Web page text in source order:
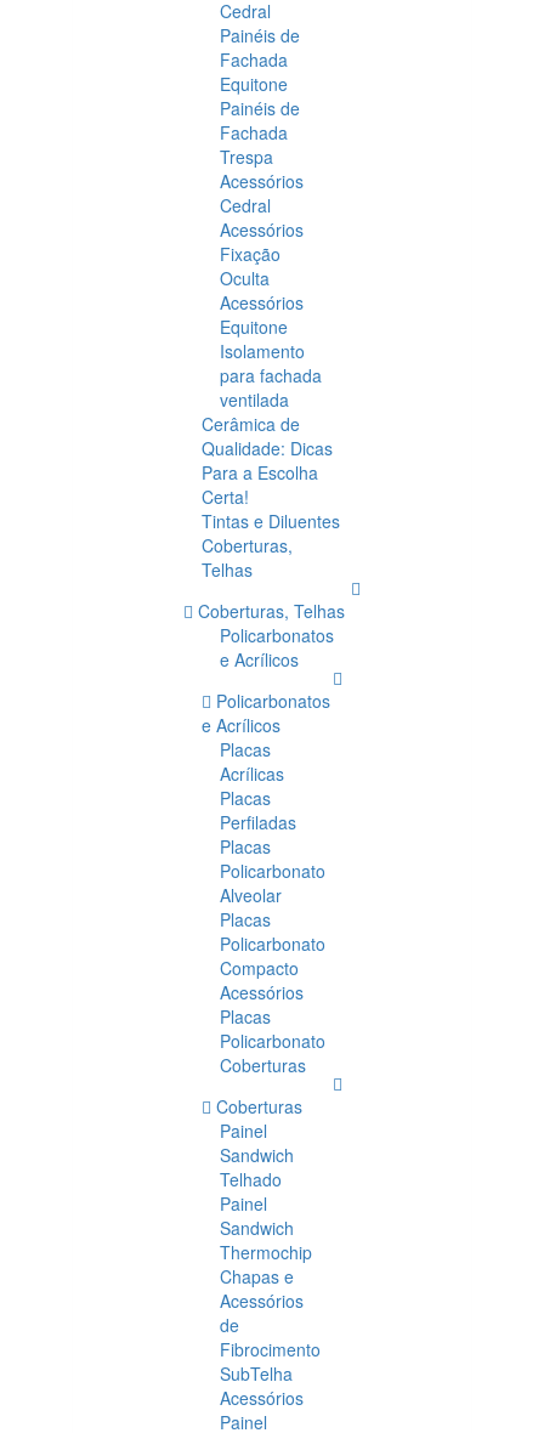
Cedral
Painéis de
Fachada
Equitone
Painéis de
Fachada
Trespa
Acessórios
Cedral
Acessórios
Fixação
Oculta
Acessórios
Equitone
Isolamento
para fachada
ventilada
Cerâmica de
Qualidade: Dicas
Para a Escolha
Certa!
Tintas e Diluentes
Coberturas,
Telhas
Coberturas, Telhas
Policarbonatos
e Acrílicos
Policarbonatos
e Acrílicos
Placas
Acrílicas
Placas
Perfiladas
Placas
Policarbonato
Alveolar
Placas
Policarbonato
Compacto
Acessórios
Placas
Policarbonato
Coberturas
Coberturas
Painel
Sandwich
Telhado
Painel
Sandwich
Thermochip
Chapas e
Acessórios
de
Fibrocimento
SubTelha
Acessórios
Painel